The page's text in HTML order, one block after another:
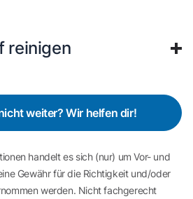
reinigen
weiter? Wir helfen dir!
handelt es sich (nur) um Vor- und
Gewähr für die Richtigkeit und/oder
werden. Nicht fachgerecht